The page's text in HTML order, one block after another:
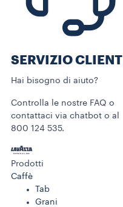
SERVIZIO CLIENTI​
Hai bisogno di aiuto?​
Controlla le nostre FAQ o
contattaci via chatbot o al
800 124 535.
Prodotti
Caffè
Tab
Grani